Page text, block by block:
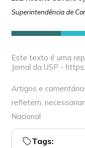
Superintendência de
Este texto é uma
Jornal da USP -
Artigos e
refletem,
Nacional
Tags: